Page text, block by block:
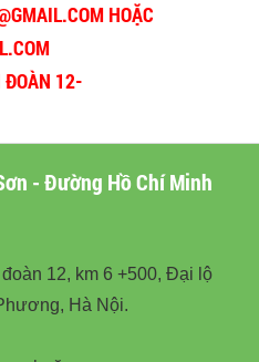
HOẶC
ĐOÀN 12-
- Đường Hồ Chí Minh
12, km 6 +500, Đại lộ
Hà Nội.